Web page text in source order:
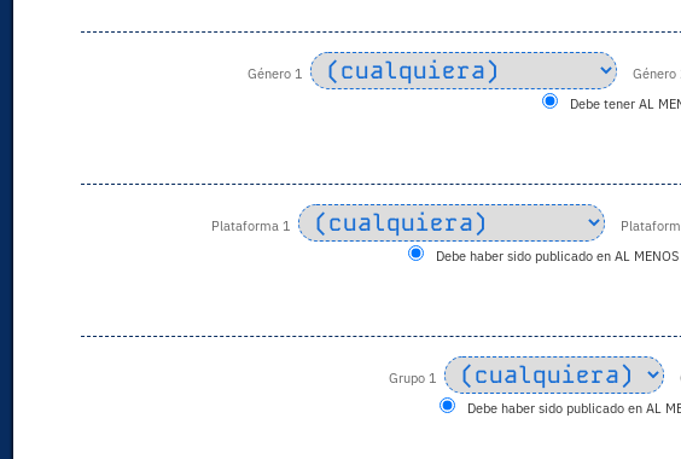
Género 1 Género
Debe tener AL
Plataforma 1
Debe haber sido publicado en AL
Grupo 1
Debe haber sido publicado en AL